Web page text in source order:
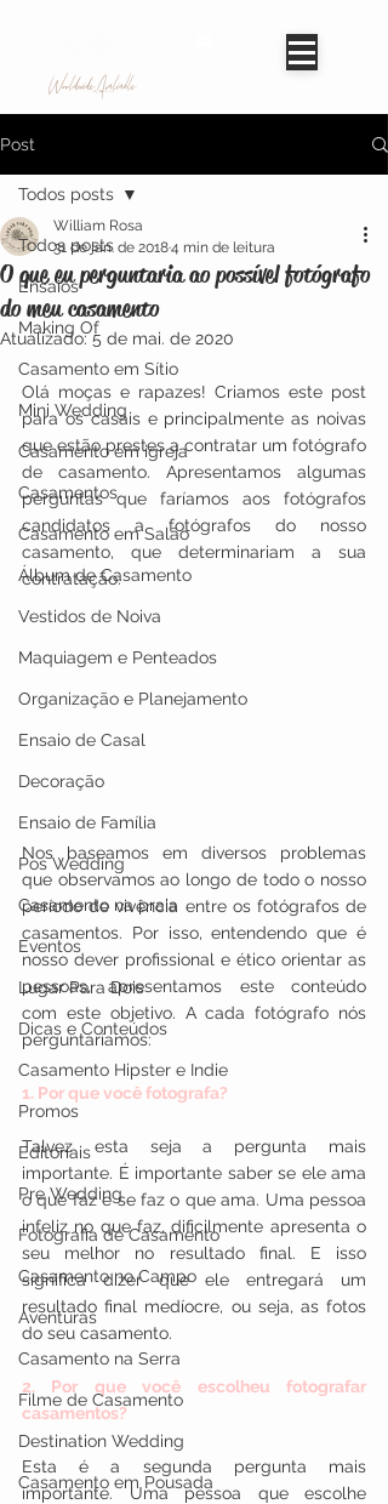
Worldwide Avaliable
Post
Todos posts
Ensaios
Making Of
Casamento em Sítio
Mini Wedding
Casamento em igreja
Casamentos
Casamento em Salão
Álbum de Casamento
Vestidos de Noiva
Maquiagem e Penteados
Organização e Planejamento
Ensaio de Casal
Decoração
Ensaio de Família
Pos Wedding
Casamento na praia
Eventos
Lugar Para Dois
Dicas e Conteúdos
Casamento Hipster e Indie
Promos
Editoriais
Pre Wedding
Fotografia de Casamento
Casamento no Campo
Aventuras
Casamento na Serra
Filme de Casamento
Destination Wedding
Casamento em Pousada
Todos posts
O que eu perguntaria ao possível fotógrafo
do meu casamento
William Rosa
31 de jan. de 20184 min de leitura
Atualizado:5 de mai. de 2020
Olá moças e rapazes! Criamos este post
para os casais e principalmente as noivas
que estão prestes a contratar um fotógrafo
de casamento. Apresentamos algumas
perguntas que faríamos aos fotógrafos
candidatos a fotógrafos do nosso
casamento, que determinariam a sua
contratação.
Nos baseamos em diversos problemas
que observamos ao longo de todo o nosso
período de vivência entre os fotógrafos de
casamentos. Por isso, entendendo que é
nosso dever profissional e ético orientar as
pessoas, apresentamos este conteúdo
com este objetivo. A cada fotógrafo nós
perguntaríamos:
1. Por que você fotografa?
Talvez esta seja a pergunta mais
importante. É importante saber se ele ama
o que faz e se faz o que ama. Uma pessoa
infeliz no que faz, dificilmente apresenta o
seu melhor no resultado final. E isso
significa dizer que ele entregará um
resultado final medíocre, ou seja, as fotos
do seu casamento.
2. Por que você escolheu fotografar
casamentos?
Esta é a segunda pergunta mais
importante. Uma pessoa que escolhe